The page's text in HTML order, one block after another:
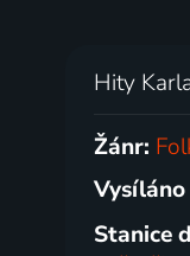
Hity
Žánr:
Vysíláno
Stanice